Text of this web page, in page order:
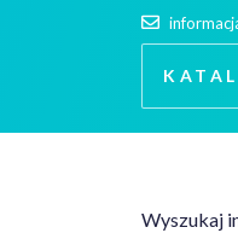
Wyszukaj